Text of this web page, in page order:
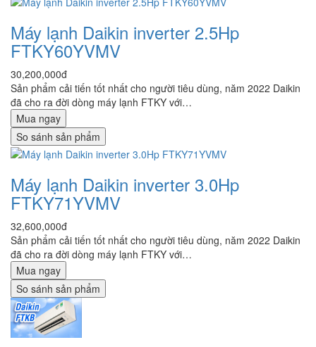
Máy lạnh Daikin inverter 2.5Hp
FTKY60YVMV
30,200,000đ
Sản phẩm cải tiến tốt nhất cho người tiêu dùng, năm 2022 Daikin
đã cho ra đời dòng máy lạnh FTKY với…
Mua ngay
So sánh sản phẩm
Máy lạnh Daikin inverter 3.0Hp
FTKY71YVMV
32,600,000đ
Sản phẩm cải tiến tốt nhất cho người tiêu dùng, năm 2022 Daikin
đã cho ra đời dòng máy lạnh FTKY với…
Mua ngay
So sánh sản phẩm